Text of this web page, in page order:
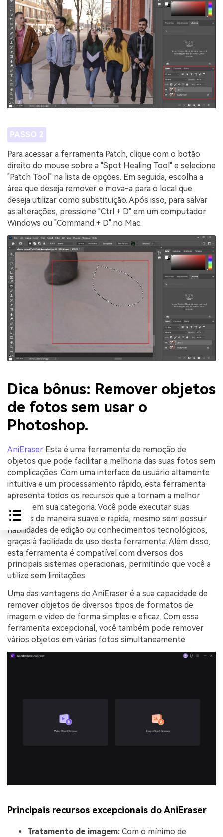
PASSO 2
Para acessar a ferramenta Patch, clique com o botão
direito do mouse sobre a "Spot Healing Tool" e selecione
"Patch Tool" na lista de opções. Em seguida, escolha a
área que deseja remover e mova-a para o local que
deseja utilizar como substituição. Após isso, para salvar
as alterações, pressione "Ctrl + D" em um computador
Windows ou "Command + D" no Mac.
Dica bônus: Remover objetos
de fotos sem usar o
Photoshop.
AniEraser Esta é uma ferramenta de remoção de
objetos que pode facilitar a melhoria das suas fotos sem
complicações. Com uma interface de usuário altamente
intuitiva e um processamento rápido, esta ferramenta
apresenta todos os recursos que a tornam a melhor
opção em sua categoria. Você pode executar suas
tarefas de maneira suave e rápida, mesmo sem possuir
habilidades de edição ou conhecimentos tecnológicos,
graças à facilidade de uso desta ferramenta. Além disso,
esta ferramenta é compatível com diversos dos
principais sistemas operacionais, permitindo que você a
utilize sem limitações.
Uma das vantagens do AniEraser é a sua capacidade de
remover objetos de diversos tipos de formatos de
imagem e vídeo de forma simples e eficaz. Com essa
ferramenta excepcional, você também pode remover
vários objetos em várias fotos simultaneamente.
Principais recursos excepcionais do AniEraser
Tratamento de imagem: Com o mínimo de